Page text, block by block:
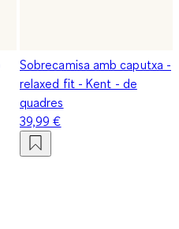
Sobrecamisa amb caputxa -
relaxed fit - Kent - de
quadres
39,99 €